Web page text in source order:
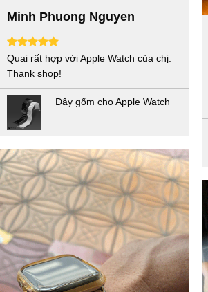
Minh Phuong Nguyen
Quai rất hợp với Apple Watch của chị.
Thank shop!
Dây gốm cho Apple Watch